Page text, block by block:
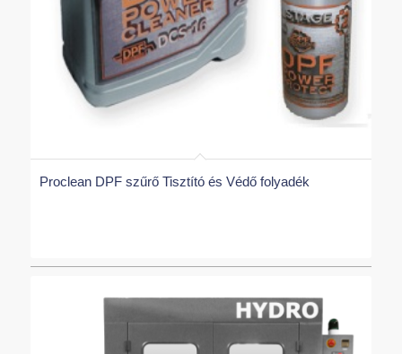
Proclean DPF szűrő Tisztító és Védő folyadék